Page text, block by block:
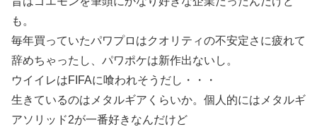
も。
毎年買っていたパワプロはクオリティの不安定さに疲れて
辞めちゃったし、パワポケは新作出ないし。
ウイイレはFIFAに喰われそうだし・・・
生きているのはメタルギアくらいか。個人的にはメタルギ
アソリッド2が一番好きなんだけど